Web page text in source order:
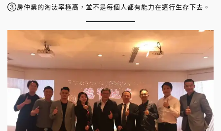
③房仲業的淘汰率極高，並不是每個人都有能力在這行生存下去。